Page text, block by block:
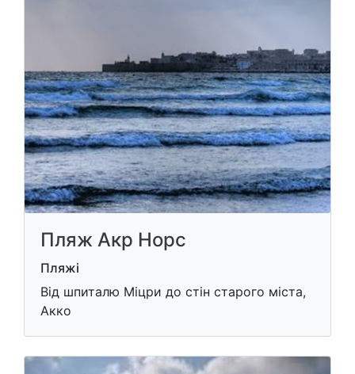
Пляж Акр Норс
Пляжі
Від шпиталю Міцри до стін старого міста,
Акко